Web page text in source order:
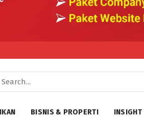
BISNIS & PROPERTI INSIGHT